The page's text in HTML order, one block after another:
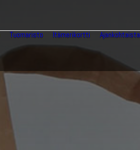
Tuomaristo Itämerikortti Ajankohtaista